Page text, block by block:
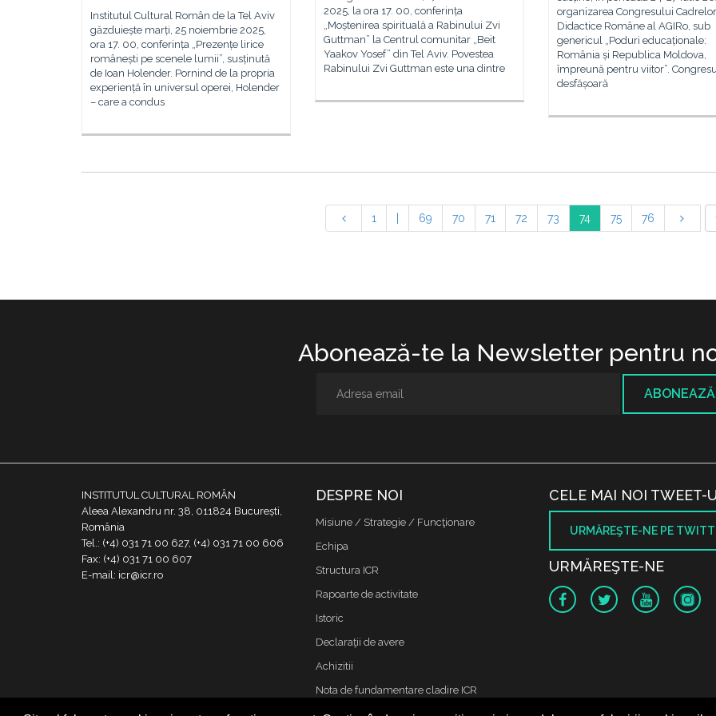
2025, la ora 17. 00, conferința
„Moștenirea spirituală a Rabinului Zvi
Guttman” la Centrul comunitar „Beit
Yaakov Yosef” din Tel Aviv. Povestea
Rabinului Zvi Guttman este una dintre
Institutul Cultural Român de la Tel Aviv
găzduiește marți, 25 noiembrie 2025,
ora 17. 00, conferința „Prezențe lirice
românești pe scenele lumii”, susținută
de Ioan Holender. Pornind de la propria
experiență în universul operei, Holender
– care a condus
organizarea Congresului Cadrelor
Didactice Române al AGIRo, sub
genericul „Poduri educaționale:
România și Republica Moldova,
împreună pentru viitor”.
desfășoară
1 69 70 71 72 73 74 75 76
Abonează-te la Newsletter pentru
INSTITUTUL CULTURAL ROMÂN
Aleea Alexandru nr. 38, 011824 București,
România
Tel.: (+4) 031 71 00 627, (+4) 031 71 00 606
Fax: (+4) 031 71 00 607
E-mail: icr@icr.ro
DESPRE NOI
Misiune / Strategie / Funcţionare
Echipa
Structura ICR
Rapoarte de activitate
Istoric
Declaraţii de avere
Achizitii
Nota de fundamentare cladire ICR
CELE MAI NOI TWEET-
URMĂREŞTE-NE PE
URMĂREŞTE-NE